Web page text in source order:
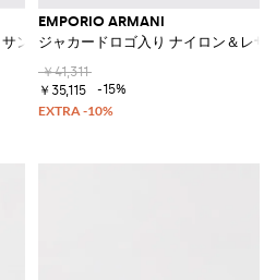
ンダル
EMPORIO ARMANI
ジャカードロゴ入り ナイロン＆レザ
￥41,311
￥35,115
-15%